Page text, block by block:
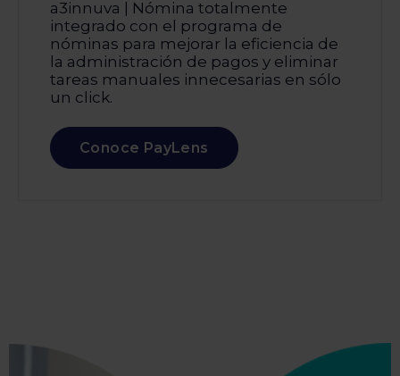
a3innuva | Nómina totalmente
integrado con el programa de
nóminas para mejorar la eficiencia de
la administración de pagos y eliminar
tareas manuales innecesarias en sólo
un click.
Conoce PayLens